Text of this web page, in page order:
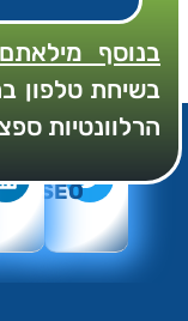
בנוסף
הרלוונטיות
SEO